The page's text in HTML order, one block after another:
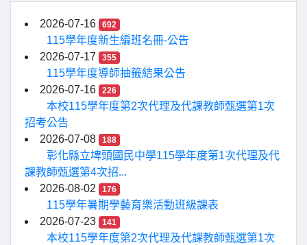
2026-07-16 692
115學年度新生編班名冊-公告
2026-07-17
355
115學年度導師抽籤結果公告
2026-07-16
226
本校115學年度第2次代理及代課教師甄選第1次
招考公告
2026-07-08
188
彰化縣立埤頭國民中學115學年度第1次代理及代
課教師甄選第4次招...
2026-08-02
176
115學年暑期學藝育樂活動班級課表
2026-07-23
141
本校115學年度第2次代理及代課教師甄選第1次